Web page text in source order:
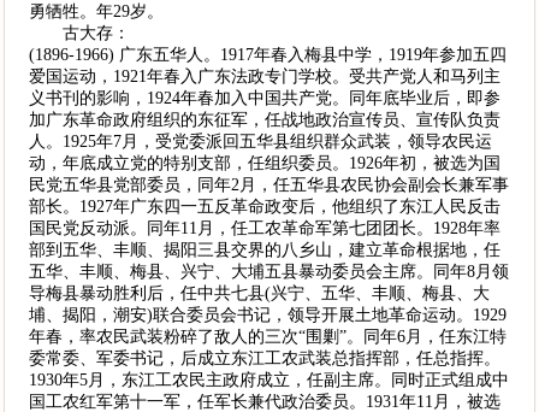
勇牺牲。年29岁。
古大存：
(1896-1966) 广东五华人。1917年春入梅县中学，1919年参加五四
爱国运动，1921年春入广东法政专门学校。受共产党人和马列主
义书刊的影响，1924年春加入中国共产党。同年底毕业后，即参
加广东革命政府组织的东征军，任战地政治宣传员、宣传队负责
人。1925年7月，受党委派回五华县组织群众武装，领导农民运
动，年底成立党的特别支部，任组织委员。1926年初，被选为国
民党五华县党部委员，同年2月，任五华县农民协会副会长兼军事
部长。1927年广东四一五反革命政变后，他组织了东江人民反击
国民党反动派。同年11月，任工农革命军第七团团长。1928年率
部到五华、丰顺、揭阳三县交界的八乡山，建立革命根据地，任
五华、丰顺、梅县、兴宁、大埔五县暴动委员会主席。同年8月领
导梅县暴动胜利后，任中共七县(兴宁、五华、丰顺、梅县、大
埔、揭阳，潮安)联合委员会书记，领导开展土地革命运动。1929
年春，率农民武装粉碎了敌人的三次“围剿”。同年6月，任东江特
委常委、军委书记，后成立东江工农武装总指挥部，任总指挥。
1930年5月，东江工农民主政府成立，任副主席。同时正式组成中
国工农红军第十一军，任军长兼代政治委员。1931年11月，被选